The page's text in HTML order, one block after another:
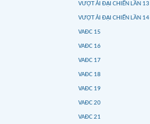
VƯỢT ẢI ĐẠI CHIẾN LẦN 13
VƯỢT ẢI ĐẠI CHIẾN LẦN 14
VAĐC 15
VAĐC 16
VAĐC 17
VAĐC 18
VAĐC 19
VAĐC 20
VAĐC 21